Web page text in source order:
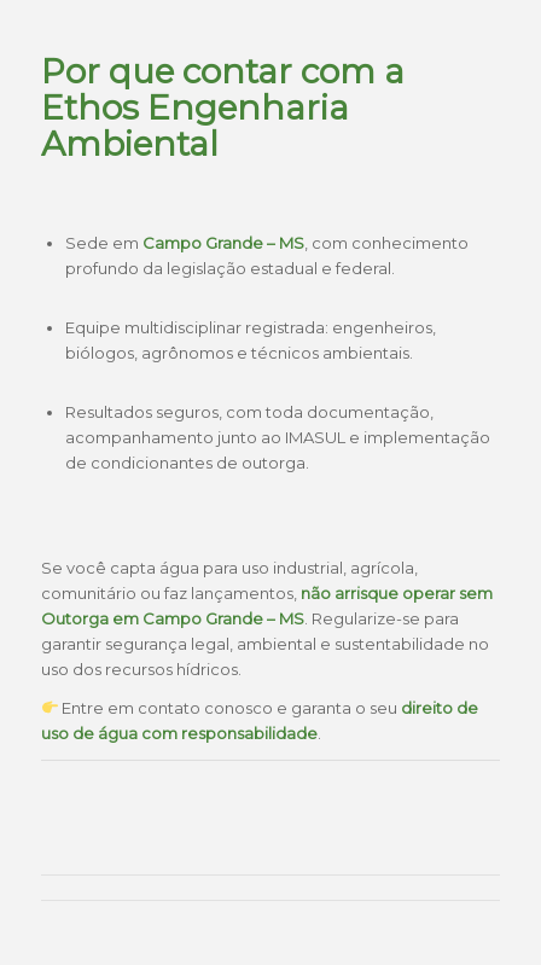
Por que contar com a
Ethos Engenharia
Ambiental
Sede em Campo Grande – MS, com conhecimento
profundo da legislação estadual e federal.
Equipe multidisciplinar registrada: engenheiros,
biólogos, agrônomos e técnicos ambientais.
Resultados seguros, com toda documentação,
acompanhamento junto ao IMASUL e implementação
de condicionantes de outorga.
Se você capta água para uso industrial, agrícola,
comunitário ou faz lançamentos, não arrisque operar sem
Outorga em Campo Grande – MS. Regularize-se para
garantir segurança legal, ambiental e sustentabilidade no
uso dos recursos hídricos.
Entre em contato conosco e garanta o seu direito de
uso de água com responsabilidade.